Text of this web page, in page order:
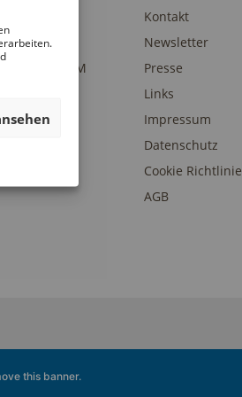
des DAM
Kontakt
Newsletter
Presse
Links
Impressum
Datenschutz
Cookie Richtlinie
AGB
this banner.